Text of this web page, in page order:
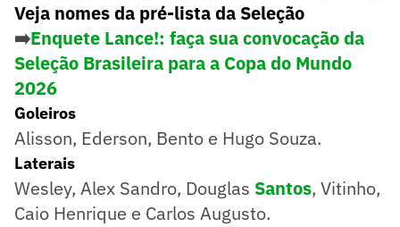
Veja nomes da pré-lista da Seleção
➡️Enquete Lance!: faça sua convocação da
Seleção Brasileira para a Copa do Mundo
2026
Goleiros
Alisson, Ederson, Bento e Hugo Souza.
Laterais
Wesley, Alex Sandro, Douglas Santos, Vitinho,
Caio Henrique e Carlos Augusto.